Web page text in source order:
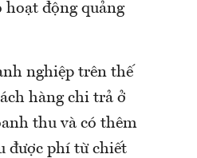
hoạt động quảng
nghiệp trên thế
hàng chi trả ở
thu và có thêm
được phí từ chiết